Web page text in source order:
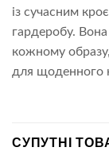
із сучасним
гардеробу. Вона
кожному
для щоденного
СУПУТНІ